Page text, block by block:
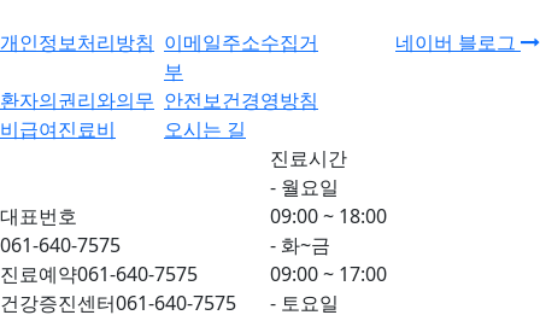
개인정보처리방침 이메일주소수집거
부
환자의권리와의무 안전보건경영방침
비급여진료비
오시는 길
네이버 블로그
대표번호
061-640-7575
진료예약061-640-7575
건강증진센터061-640-7575
진료시간
- 월요일
09:00 ~ 18:00
- 화~금
09:00 ~ 17:00
- 토요일